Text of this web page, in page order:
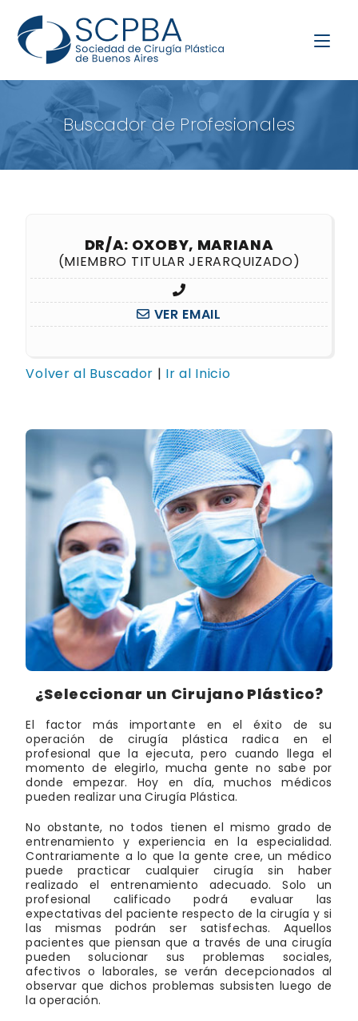
Buscador de Profesionales
DR/A: OXOBY, MARIANA
(MIEMBRO TITULAR JERARQUIZADO)
VER EMAIL
Volver al Buscador | Ir al Inicio
¿Seleccionar un Cirujano Plástico?
El factor más importante en el éxito de su
operación de cirugía plástica radica en el
profesional que la ejecuta, pero cuando llega el
momento de elegirlo, mucha gente no sabe por
donde empezar. Hoy en día, muchos médicos
pueden realizar una Cirugía Plástica.
No obstante, no todos tienen el mismo grado de
entrenamiento y experiencia en la especialidad.
Contrariamente a lo que la gente cree, un médico
puede practicar cualquier cirugía sin haber
realizado el entrenamiento adecuado. Solo un
profesional calificado podrá evaluar las
expectativas del paciente respecto de la cirugía y si
las mismas podrán ser satisfechas. Aquellos
pacientes que piensan que a través de una cirugía
pueden solucionar sus problemas sociales,
afectivos o laborales, se verán decepcionados al
observar que dichos problemas subsisten luego de
la operación.